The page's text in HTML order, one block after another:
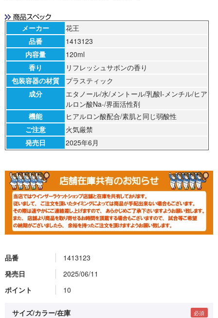
品番
1413123
発売日
2025/06/11
ポイント
10
サイズ/カラー/在庫
メーカー
花王
品番
1413123
内容量
120ml
香り
リフレッシュサボンの香り
包装容器の材質
プラスティック
成分
エタノール/水/メントール/乳酸I-メンチル/ヒア
ルロン酸Na-/界面活性剤
機能
ヒアルロン酸配合/素肌と同じ弱酸性
ご注意
火気厳禁
発売日
2025年6月